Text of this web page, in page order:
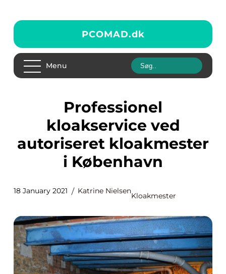
PCOMAD.dk
Menu
Professionel
kloakservice ved
autoriseret kloakmester
i København
18 January 2021 Katrine Nielsen
Kloakmester